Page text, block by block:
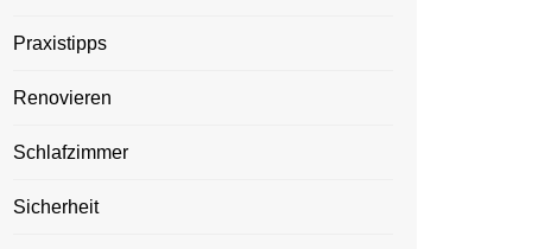
Praxistipps
Renovieren
Schlafzimmer
Sicherheit